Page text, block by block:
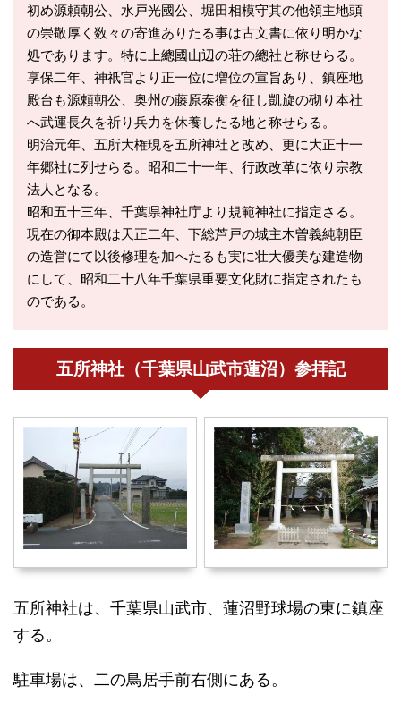
初め源頼朝公、水戸光國公、堀田相模守其の他領主地頭
の崇敬厚く数々の寄進ありたる事は古文書に依り明かな
処であります。特に上總國山辺の荘の總社と称せらる。
享保二年、神祇官より正一位に増位の宣旨あり、鎮座地
殿台も源頼朝公、奥州の藤原泰衡を征し凱旋の砌り本社
へ武運長久を祈り兵力を休養したる地と称せらる。
明治元年、五所大権現を五所神社と改め、更に大正十一
年郷社に列せらる。昭和二十一年、行政改革に依り宗教
法人となる。
昭和五十三年、千葉県神社庁より規範神社に指定さる。
現在の御本殿は天正二年、下総芦戸の城主木曽義純朝臣
の造営にて以後修理を加へたるも実に壮大優美な建造物
にして、昭和二十八年千葉県重要文化財に指定されたも
のである。
五所神社（千葉県山武市蓮沼）参拝記
五所神社は、千葉県山武市、蓮沼野球場の東に鎮座
する。
駐車場は、二の鳥居手前右側にある。